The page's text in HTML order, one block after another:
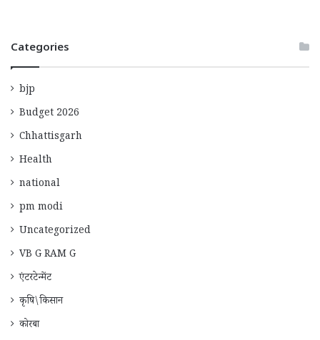
Categories
bjp
Budget 2026
Chhattisgarh
Health
national
pm modi
Uncategorized
VB G RAM G
एंटरटेन्मेंट
कृषि\किसान
कोरबा